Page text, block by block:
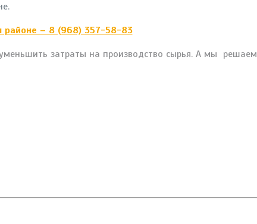
районе – 8 (968) 357-58-83
затраты на производство сырья. А мы решаем